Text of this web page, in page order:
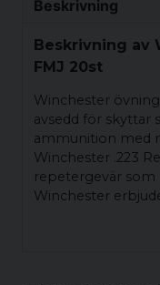
Beskrivning
Beskrivning av
FMJ 20st
Winchester
avsedd för skyttar
ammunition med
Winchester .223
repetergevär som
Winchester
spektrum av